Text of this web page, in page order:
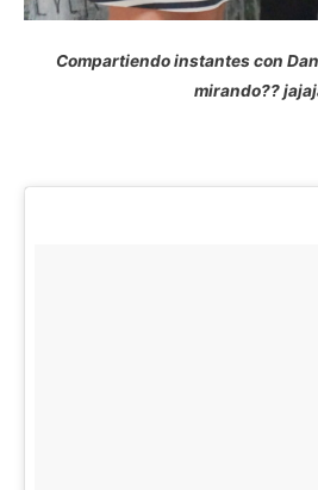
Compartiendo instantes con
mirando??